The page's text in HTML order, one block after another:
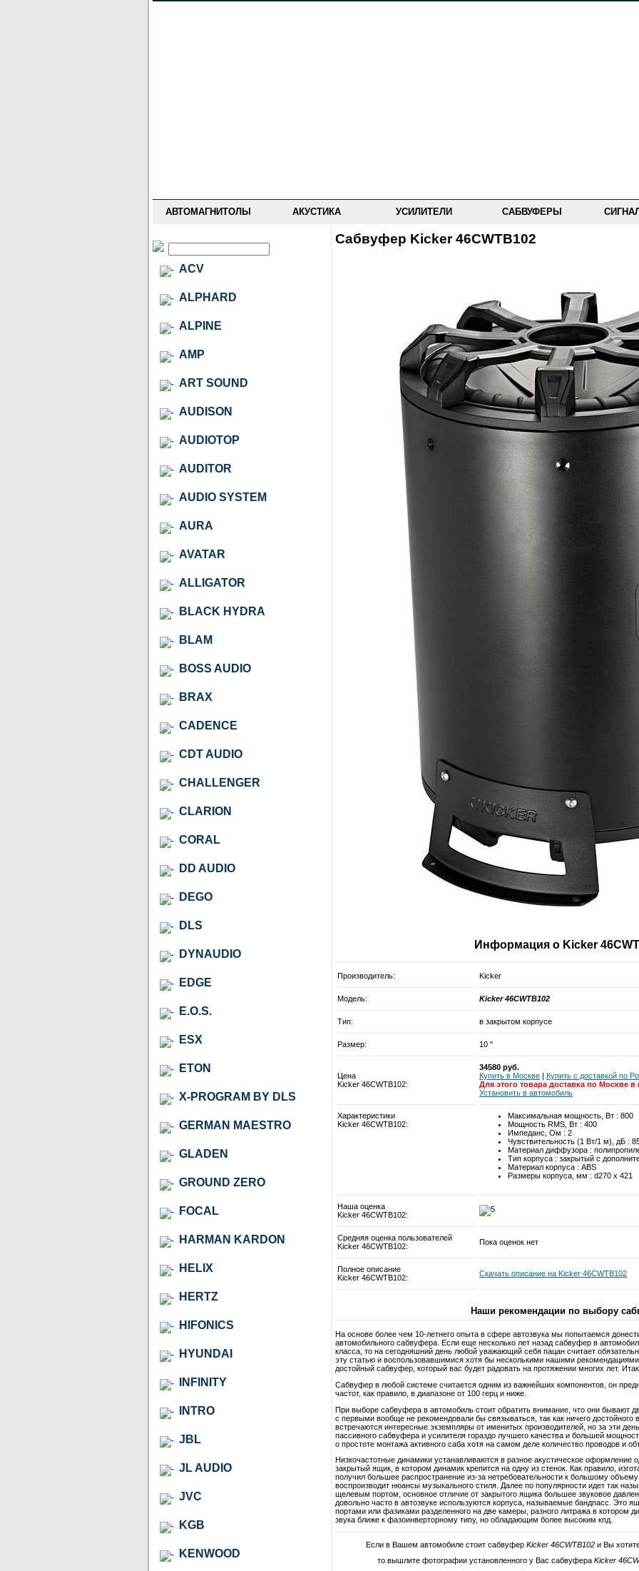
АВТОМАГНИТОЛЫ АКУСТИКА УСИЛИТЕЛИ САБВУФЕРЫ
ACV
ALPHARD
ALPINE
AMP
ART SOUND
AUDISON
AUDIOTOP
AUDITOR
AUDIO SYSTEM
AURA
AVATAR
ALLIGATOR
BLACK HYDRA
BLAM
BOSS AUDIO
BRAX
CADENCE
CDT AUDIO
CHALLENGER
CLARION
CORAL
DD AUDIO
DEGO
DLS
DYNAUDIO
EDGE
E.O.S.
ESX
ETON
X-PROGRAM BY DLS
GERMAN MAESTRO
GLADEN
GROUND ZERO
FOCAL
HARMAN KARDON
HELIX
HERTZ
HIFONICS
HYUNDAI
INFINITY
INTRO
JBL
JL AUDIO
JVC
KGB
KENWOOD
Сабвуфер Kicker 46CWTB102
Информация о Kicker
Производитель: Kicker
Модель: Kicker 46CWTB102
Тип: в закрытом корпусе
Размер: 10 ''
Цена
Kicker 46CWTB102:
34580 руб.
Купить в Москве
Купить c доставкой по
Для этого товара доставка по Москве
Установить в автомобиль
Характеристики
Kicker 46CWTB102:
Максимальная мощность, Вт : 800
Мощность RMS, Вт : 400
Импеданс, Ом : 2
Чувствительность (1 Вт/1 м), дБ :
Материал диффузора :
Тип корпуса : закрытый с
Материал корпуса : ABS
Размеры корпуса, мм : d270 x 421
Наша оценка
Kicker 46CWTB102:
Средняя оценка пользователей
Kicker 46CWTB102:
Пока оценок нет
Полное описание
Kicker 46CWTB102:
Скачать описание на Kicker 46CWTB102
Наши рекомендации по выбору
На основе более чем 10-летнего опыта в сфере автозвука мы попытаемся
автомобильного сабвуфера. Если еще несколько лет назад сабвуфер в
класса, то на сегодняшний день любой уважающий себя пацан считает
эту статью и воспользовавшимися хотя бы несколькими нашими
достойный сабвуфер, который вас будет радовать на протяжении многих лет.
Сабвуфер в любой системе считается одним из важнейших компонентов, он
частот, как правило, в диапазоне от 100 герц и ниже.
При выборе сабвуфера в автомобиль стоит обратить внимание, что они бывают
с первыми вообще не рекомендовали бы связываться, так как ничего достойного
встречаются интересные экземпляры от именитых производителей, но за эти
пассивного сабвуфера и усилителя гораздо лучшего качества и большей
о простоте монтажа активного саба хотя на самом деле количество проводов и
Низкочастотные динамики устанавливаются в разное акустическое оформление
закрытый ящик, в котором динамик крепится на одну из стенок. Как правило,
получил большее распространение из-за нетребовательности к большому
воспроизводит нюансы музыкального стиля. Далее по популярности идет так
щелевым портом, основное отличие от закрытого ящика большее звуковое
довольно часто в автозвуке используются корпуса, называемые бандпасс. Это
портами или фазиками разделенного на две камеры, разного литража в котором
звука ближе к фазоинверторному типу, но обладающим более высоким кпд.
Если в Вашем автомобиле стоит сабвуфер Kicker 46CWTB102и Вы
то вышлите фотографии установленного у Вас сабвуфера Kicker